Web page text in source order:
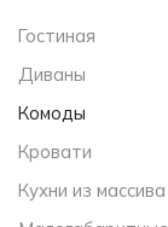
Гостиная
Диваны
Комоды
Кровати
Кухни из массива